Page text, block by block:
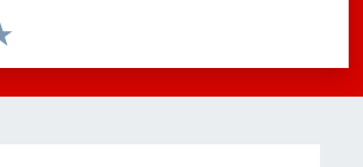
pagina
5 stelle su 5
4 stelle su 5
su 5
su 5
5